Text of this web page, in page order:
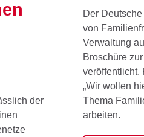
der
Der
von
Verwaltung
Broschüre
veröffentlicht.
„Wir wollen
Thema
arbeiten.